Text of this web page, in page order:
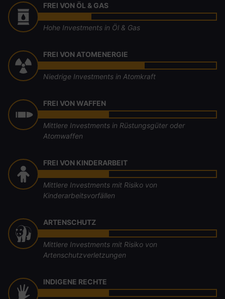
FREI VON ÖL & GAS
Hohe Investments in Öl & Gas
FREI VON ATOMENERGIE
Niedrige Investments in Atomkraft
FREI VON WAFFEN
Mittlere Investments in Rüstungsgüter oder
Atomwaffen
FREI VON KINDERARBEIT
Mittlere Investments mit Risiko von
Kinderarbeitsvorfällen
ARTENSCHUTZ
Mittlere Investments mit Risiko von
Artenschutzverletzungen
INDIGENE RECHTE